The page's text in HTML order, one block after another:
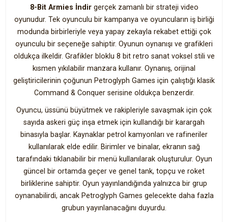
8-Bit Armies İndirgerçek zamanlı bir strateji video
oyunudur. Tek oyunculu bir kampanya ve oyuncuların iş birliği
modunda birbirleriyle veya yapay zekayla rekabet ettiği çok
oyunculu bir seçeneğe sahiptir. Oyunun oynanışı ve grafikleri
oldukça ilkeldir. Grafikler bloklu 8 bit retro sanat voksel stili ve
kısmen yıkılabilir manzara kullanır. Oynanış, orijinal
geliştiricilerinin çoğunun Petroglyph Games için çalıştığı klasik
Command & Conquer serisine oldukça benzerdir.
Oyuncu, üssünü büyütmek ve rakipleriyle savaşmak için çok
sayıda askeri güç inşa etmek için kullandığı bir karargah
binasıyla başlar. Kaynaklar petrol kamyonları ve rafineriler
kullanılarak elde edilir. Birimler ve binalar, ekranın sağ
tarafındaki tıklanabilir bir menü kullanılarak oluşturulur. Oyun
güncel bir ortamda geçer ve genel tank, topçu ve roket
birliklerine sahiptir. Oyun yayınlandığında yalnızca bir grup
oynanabilirdi, ancak Petroglyph Games gelecekte daha fazla
grubun yayınlanacağını duyurdu.